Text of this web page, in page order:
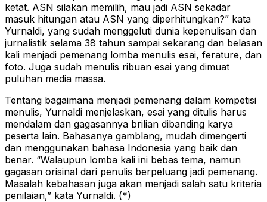
ketat. ASN silakan memilih, mau jadi ASN sekadar
masuk hitungan atau ASN yang diperhitungkan?” kata
Yurnaldi, yang sudah menggeluti dunia kepenulisan dan
jurnalistik selama 38 tahun sampai sekarang dan belasan
kali menjadi pemenang lomba menulis esai, ferature, dan
foto. Juga sudah menulis ribuan esai yang dimuat
puluhan media massa.
Tentang bagaimana menjadi pemenang dalam kompetisi
menulis, Yurnaldi menjelaskan, esai yang ditulis harus
mendalam dan gagasannya brilian dibanding karya
peserta lain. Bahasanya gamblang, mudah dimengerti
dan menggunakan bahasa Indonesia yang baik dan
benar. “Walaupun lomba kali ini bebas tema, namun
gagasan orisinal dari penulis berpeluang jadi pemenang.
Masalah kebahasan juga akan menjadi salah satu kriteria
penilaian,” kata Yurnaldi. (*)